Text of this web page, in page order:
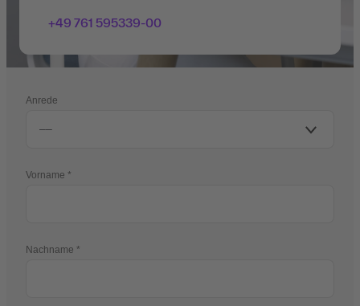
+49 761 595339-00
Anrede
Vorname
Nachname